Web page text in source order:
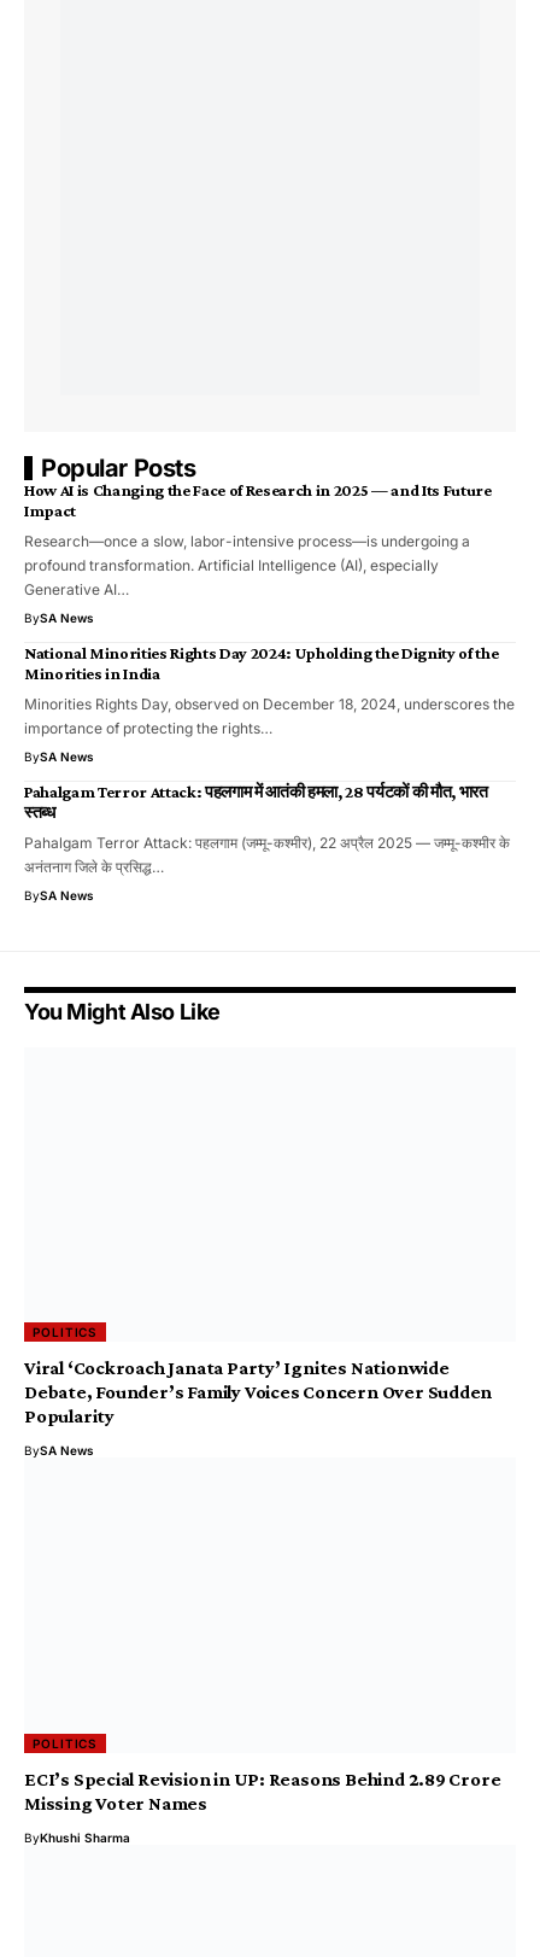
Popular Posts
How AI is Changing the Face of Research in 2025 — and Its Future
Impact
Research—once a slow, labor-intensive process—is undergoing a
profound transformation. Artificial Intelligence (AI), especially
Generative AI…
BySA News
National Minorities Rights Day 2024: Upholding the Dignity of the
Minorities in India
Minorities Rights Day, observed on December 18, 2024, underscores the
importance of protecting the rights…
BySA News
Pahalgam Terror Attack: पहलगाम में आतंकी हमला, 28 पर्यटकों की मौत, भारत
स्तब्ध
Pahalgam Terror Attack: पहलगाम (जम्मू-कश्मीर), 22 अप्रैल 2025 — जम्मू-कश्मीर के
अनंतनाग जिले के प्रसिद्ध…
BySA News
You Might Also Like
POLITICS
Viral ‘Cockroach Janata Party’ Ignites Nationwide
Debate, Founder’s Family Voices Concern Over Sudden
Popularity
BySA News
POLITICS
ECI’s Special Revision in UP: Reasons Behind 2.89 Crore
Missing Voter Names
ByKhushi Sharma